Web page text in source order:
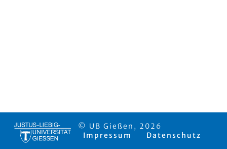
© UB Gießen, 2026
Impressum
Datenschutz